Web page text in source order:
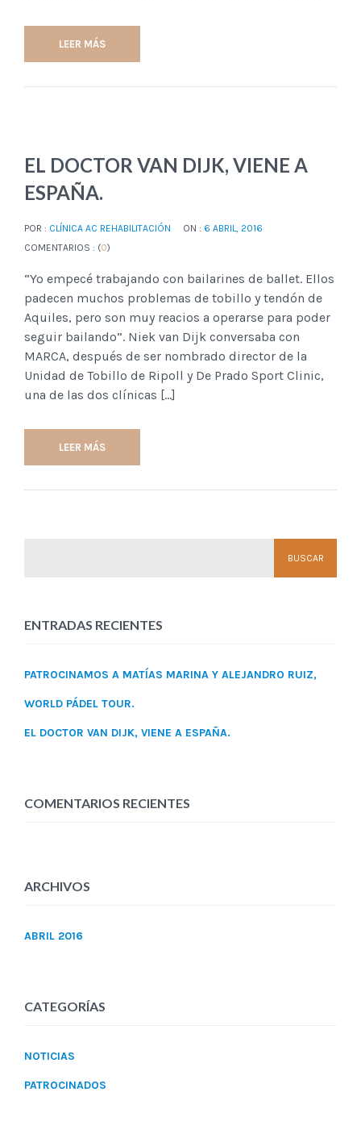
LEER MÁS
EL DOCTOR VAN DIJK, VIENE A
ESPAÑA.
POR : CLÍNICA AC REHABILITACIÓN ON : 6 ABRIL, 2016
COMENTARIOS : (0)
“Yo empecé trabajando con bailarines de ballet. Ellos
padecen muchos problemas de tobillo y tendón de
Aquiles, pero son muy reacios a operarse para poder
seguir bailando”. Niek van Dijk conversaba con
MARCA, después de ser nombrado director de la
Unidad de Tobillo de Ripoll y De Prado Sport Clinic,
una de las dos clínicas […]
LEER MÁS
ENTRADAS RECIENTES
PATROCINAMOS A MATÍAS MARINA Y ALEJANDRO RUIZ,
WORLD PÁDEL TOUR.
EL DOCTOR VAN DIJK, VIENE A ESPAÑA.
COMENTARIOS RECIENTES
ARCHIVOS
ABRIL 2016
CATEGORÍAS
NOTICIAS
PATROCINADOS